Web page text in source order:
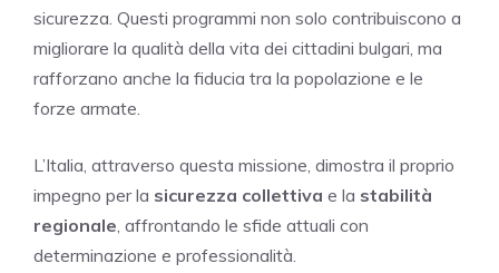
sicurezza. Questi programmi non solo contribuiscono a
migliorare la qualità della vita dei cittadini bulgari, ma
rafforzano anche la fiducia tra la popolazione e le
forze armate.
L’Italia, attraverso questa missione, dimostra il proprio
impegno per la sicurezza collettiva e la stabilità
regionale , affrontando le sfide attuali con
determinazione e professionalità.